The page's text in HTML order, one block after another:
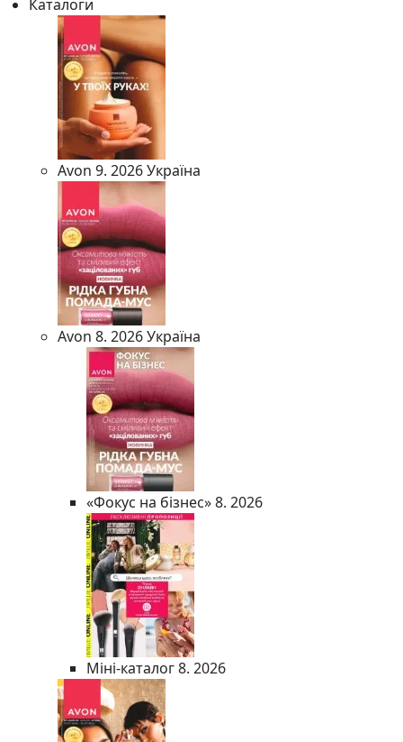
Каталоги
Avon 9. 2026 Україна
Avon 8. 2026 Україна
«Фокус на бізнес» 8. 2026
Міні-каталог 8. 2026